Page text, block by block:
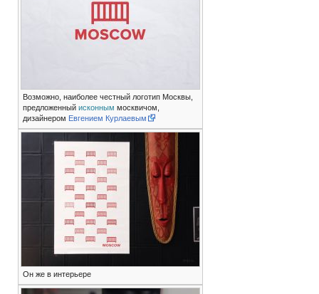
Возможно, наиболее честный логотип Москвы,
предложенный исконным москвичом,
дизайнером Евгением Курлаевым
Он же в интерьере